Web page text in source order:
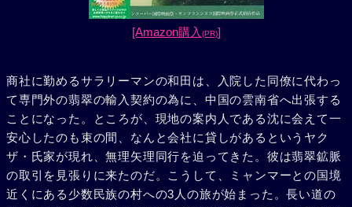
[Amazon購入 (PR)]
商社に勤めるサラリーマンの和田は、入院した同僚に代わっ
て専門外の翡翠の輸入契約の為に、中国の雲南省へ出張する
ことになった。ところが、現地の案内人である沈に会えて一
安心したのも束の間、なんと会社に貸しがあるというヤク
ザ・氏家が現れ、無理矢理同行を迫ってきた。彼は翡翠鉱脈
の取引を見張りに来たのだ。こうして、ミャンマーとの国境
近くにある少数民族の村への3人の旅が始まった。長い道の